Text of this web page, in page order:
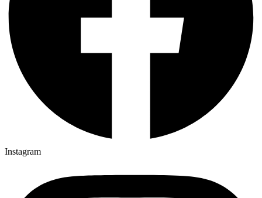
Instagram